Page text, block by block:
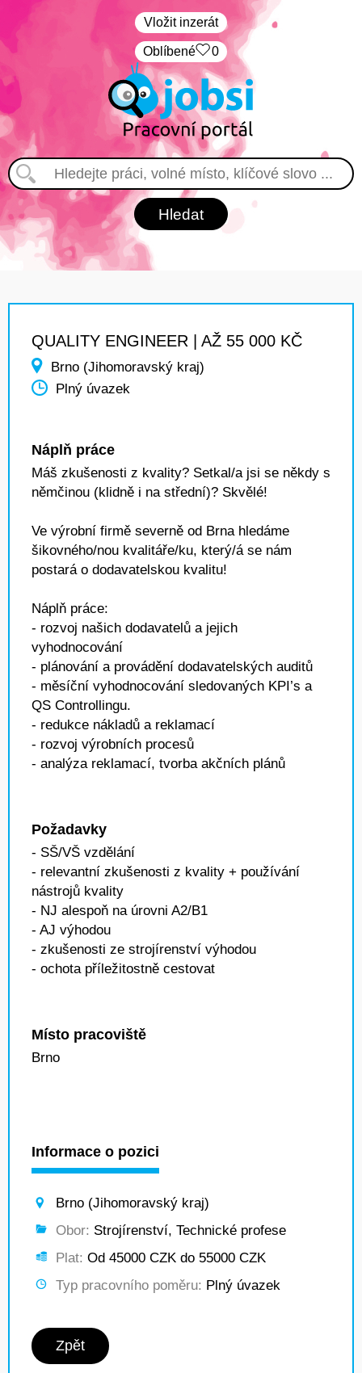
Vložit inzerát
Oblíbené 0
QUALITY ENGINEER | AŽ 55 000 KČ
Brno (Jihomoravský kraj)
Plný úvazek
Náplň práce
Máš zkušenosti z kvality? Setkal/a jsi se někdy s
němčinou (klidně i na střední)? Skvělé!
Ve výrobní firmě severně od Brna hledáme
šikovného/nou kvalitáře/ku, který/á se nám
postará o dodavatelskou kvalitu!
Náplň práce:
- rozvoj našich dodavatelů a jejich
vyhodnocování
- plánování a provádění dodavatelských auditů
- měsíční vyhodnocování sledovaných KPI’s a
QS Controllingu.
- redukce nákladů a reklamací
- rozvoj výrobních procesů
- analýza reklamací, tvorba akčních plánů
Požadavky
- SŠ/VŠ vzdělání
- relevantní zkušenosti z kvality + používání
nástrojů kvality
- NJ alespoň na úrovni A2/B1
- AJ výhodou
- zkušenosti ze strojírenství výhodou
- ochota příležitostně cestovat
Místo pracoviště
Brno
Informace o pozici
Brno (Jihomoravský kraj)
Obor: Strojírenství, Technické profese
Plat: Od 45000 CZK do 55000 CZK
Typ pracovního poměru: Plný úvazek
Zpět